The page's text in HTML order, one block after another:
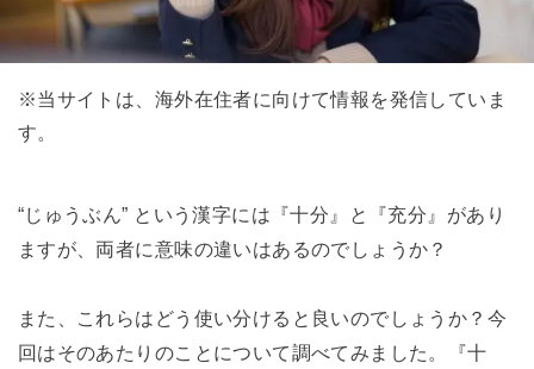
※当サイトは、海外在住者に向けて情報を発信していま
す。
“じゅうぶん” という漢字には『十分』と『充分』があり
ますが、両者に意味の違いはあるのでしょうか？
また、これらはどう使い分けると良いのでしょうか？今
回はそのあたりのことについて調べてみました。『十